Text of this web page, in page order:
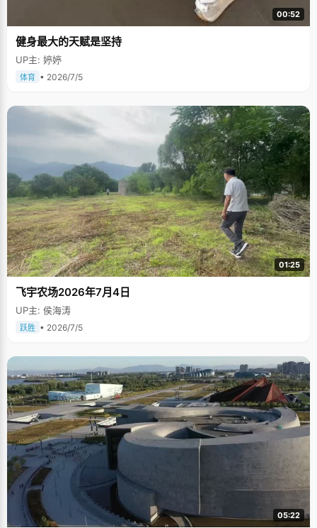
00:52
健身最大的天赋是坚持
UP主: 婷婷
体育 • 2026/7/5
01:25
飞宇农场2026年7月4日
UP主: 侯海涛
跃胜 • 2026/7/5
05:22